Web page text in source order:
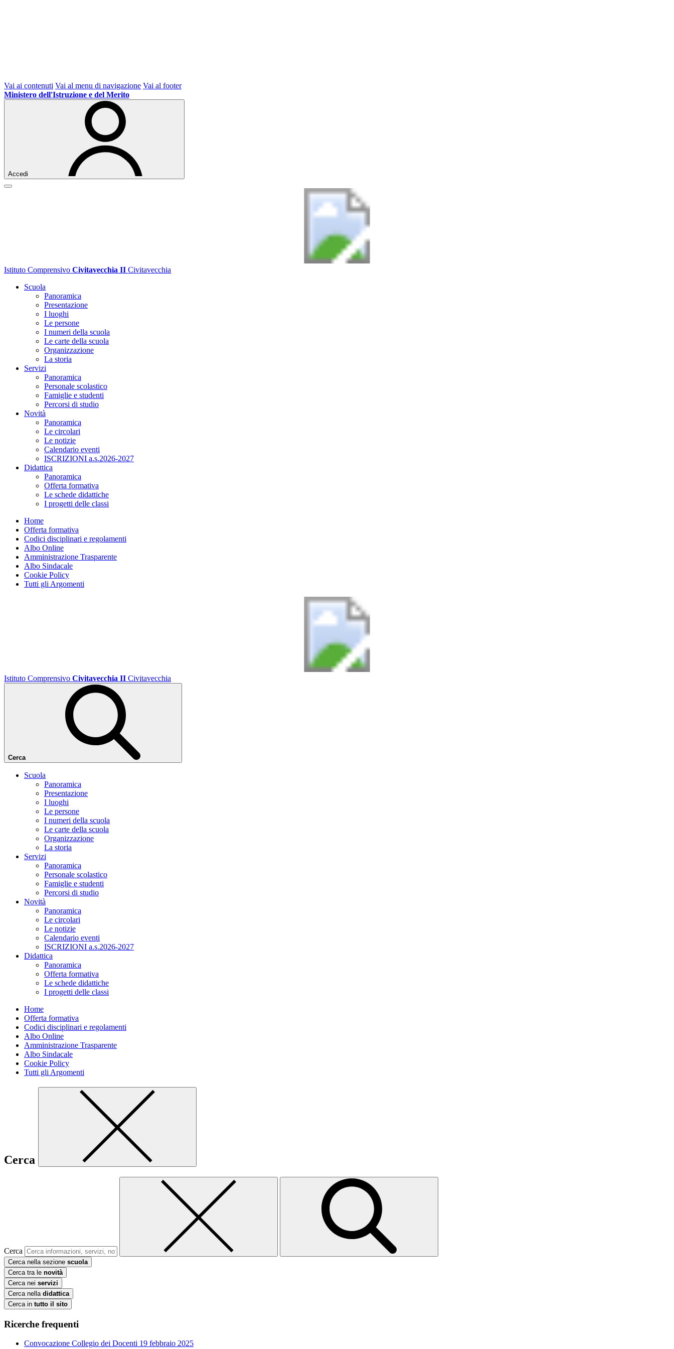
Vai ai contenuti Vai al menu di navigazione Vai al footer
Ministero dell'Istruzione e del Merito
Accedi
Istituto Comprensivo Civitavecchia II Civitavecchia
Scuola
Panoramica
Presentazione
I luoghi
Le persone
I numeri della scuola
Le carte della scuola
Organizzazione
La storia
Servizi
Panoramica
Personale scolastico
Famiglie e studenti
Percorsi di studio
Novità
Panoramica
Le circolari
Le notizie
Calendario eventi
ISCRIZIONI a.s.2026-2027
Didattica
Panoramica
Offerta formativa
Le schede didattiche
I progetti delle classi
Home
Offerta formativa
Codici disciplinari e regolamenti
Albo Online
Amministrazione Trasparente
Albo Sindacale
Cookie Policy
Tutti gli Argomenti
Istituto Comprensivo Civitavecchia II Civitavecchia
Cerca
Scuola
Panoramica
Presentazione
I luoghi
Le persone
I numeri della scuola
Le carte della scuola
Organizzazione
La storia
Servizi
Panoramica
Personale scolastico
Famiglie e studenti
Percorsi di studio
Novità
Panoramica
Le circolari
Le notizie
Calendario eventi
ISCRIZIONI a.s.2026-2027
Didattica
Panoramica
Offerta formativa
Le schede didattiche
I progetti delle classi
Home
Offerta formativa
Codici disciplinari e regolamenti
Albo Online
Amministrazione Trasparente
Albo Sindacale
Cookie Policy
Tutti gli Argomenti
Cerca
Cerca
Cerca nella sezione scuola
Cerca tra le novità
Cerca nei servizi
Cerca nella didattica
Cerca in tutto il sito
Ricerche frequenti
Convocazione Collegio dei Docenti 19 febbraio 2025